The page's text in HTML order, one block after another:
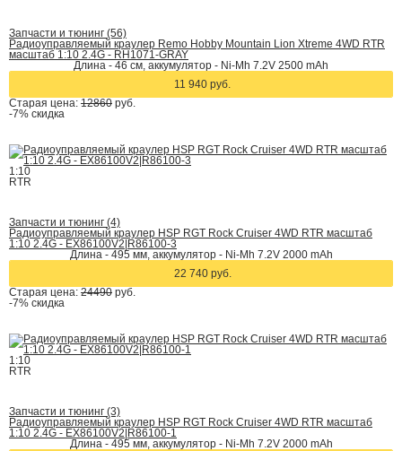
Запчасти и тюнинг (56)
Радиоуправляемый краулер Remo Hobby Mountain Lion Xtreme 4WD RTR
масштаб 1:10 2.4G - RH1071-GRAY
Длина - 46 см, аккумулятор - Ni-Mh 7.2V 2500 mAh
11 940 руб.
Старая цена: 12860 руб.
-7% скидка
1:10
RTR
Запчасти и тюнинг (4)
Радиоуправляемый краулер HSP RGT Rock Cruiser 4WD RTR масштаб
1:10 2.4G - EX86100V2|R86100-3
Длина - 495 мм, аккумулятор - Ni-Mh 7.2V 2000 mAh
22 740 руб.
Старая цена: 24490 руб.
-7% скидка
1:10
RTR
Запчасти и тюнинг (3)
Радиоуправляемый краулер HSP RGT Rock Cruiser 4WD RTR масштаб
1:10 2.4G - EX86100V2|R86100-1
Длина - 495 мм, аккумулятор - Ni-Mh 7.2V 2000 mAh